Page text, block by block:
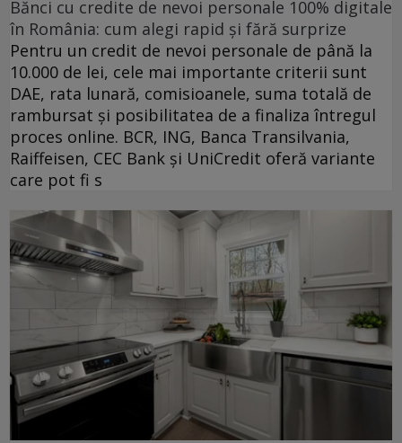
Bănci cu credite de nevoi personale 100% digitale
în România: cum alegi rapid și fără surprize
Pentru un credit de nevoi personale de până la
10.000 de lei, cele mai importante criterii sunt
DAE, rata lunară, comisioanele, suma totală de
rambursat și posibilitatea de a finaliza întregul
proces online. BCR, ING, Banca Transilvania,
Raiffeisen, CEC Bank și UniCredit oferă variante
care pot fi s